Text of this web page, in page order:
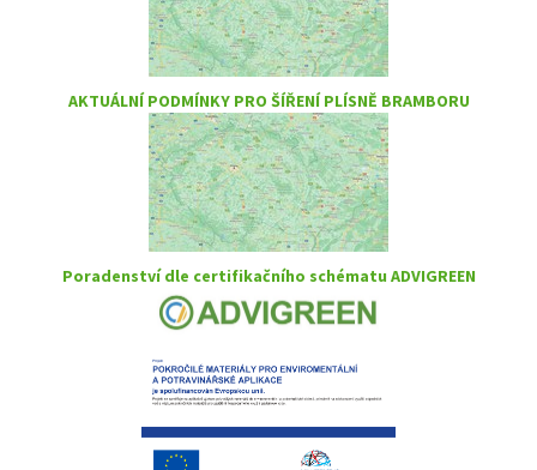
AKTUÁLNÍ PODMÍNKY PRO ŠÍŘENÍ PLÍSNĚ BRAMBORU
Poradenství dle certifikačního schématu ADVIGREEN